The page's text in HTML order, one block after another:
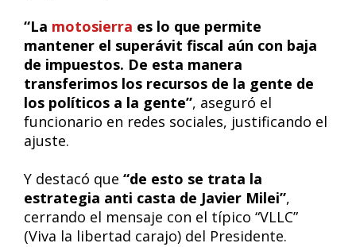
“La motosierra es lo que permite
mantener el superávit fiscal aún con baja
de impuestos. De esta manera
transferimos los recursos de la gente de
los políticos a la gente”, aseguró el
funcionario en redes sociales, justificando el
ajuste.
Y destacó que “de esto se trata la
estrategia anti casta de Javier Milei”,
cerrando el mensaje con el típico “VLLC”
(Viva la libertad carajo) del Presidente.